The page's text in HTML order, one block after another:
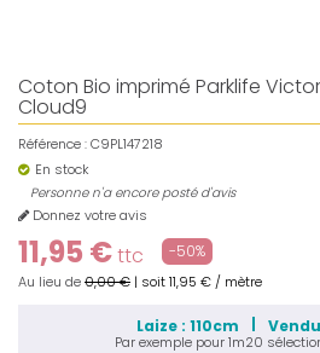
Coton Bio imprimé Parklife
Cloud9
Référence :C9PL147218
En stock
Personne n'a encore posté d'avis
Donnez votre avis
11,95 €ttc -50%
Au lieu de0,00 € | soit11,95 € / mètre
Laize : 110cm
Par exemple pour1m20